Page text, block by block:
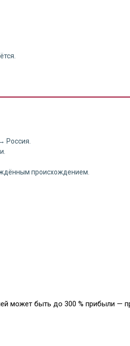
Россия.
происхождением.
может быть до 300 % прибыли —